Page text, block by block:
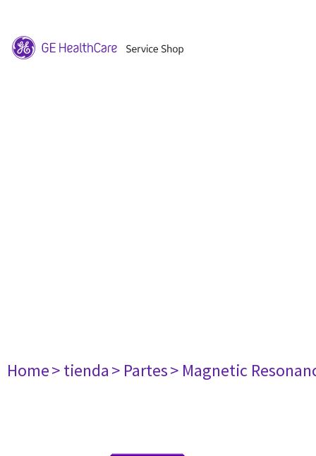
Home> tienda> Partes> Magnetic